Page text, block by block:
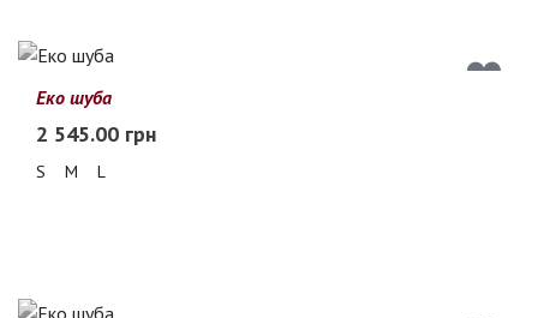
Еко шуба
2 545.00 грн
S M L